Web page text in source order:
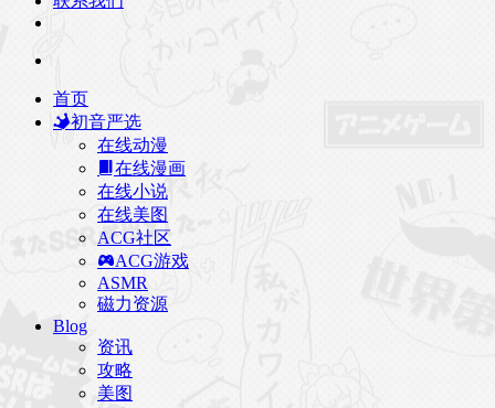
首页
初音严选
在线动漫
在线漫画
在线小说
在线美图
ACG社区
ACG游戏
ASMR
磁力资源
Blog
资讯
攻略
美图